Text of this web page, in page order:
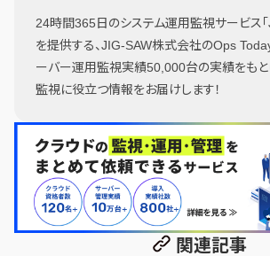
24時間365日のシステム運用監視サービス「
を提供する、JIG-SAW株式会社のOps
ーバー運用監視実績50,000台の実績をもと
監視に役立つ情報をお届けします！
関連記事